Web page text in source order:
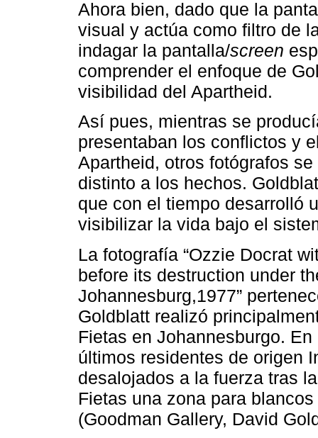
Ahora bien, dado que la
visual y actúa como filtro de
indagar la pantalla/screen
comprender el enfoque de
visibilidad del Apartheid.
Así pues, mientras se
presentaban los conflictos y
Apartheid, otros fotógrafos
distinto a los hechos.
que con el tiempo desarrolló
visibilizar la vida bajo el
La fotografía “Ozzie Docrat
before its destruction under
Johannesburg,1977”
Goldblatt realizó
Fietas en Johannesburgo.
últimos residentes de origen
desalojados a la fuerza tras
Fietas una zona para blancos
(Goodman Gallery, David